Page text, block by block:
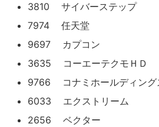
3810 サイバーステップ
7974 任天堂
9697 カプコン
3635 コーエーテクモＨＤ
9766 コナミホールディング
6033 エクストリーム
2656 ベクター